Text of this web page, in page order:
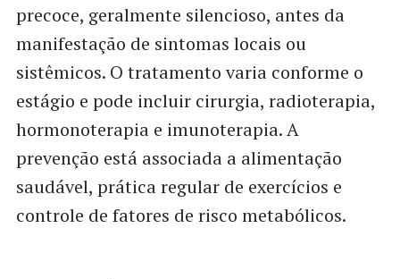
precoce, geralmente silencioso, antes da
manifestação de sintomas locais ou
sistêmicos. O tratamento varia conforme o
estágio e pode incluir cirurgia, radioterapia,
hormonoterapia e imunoterapia. A
prevenção está associada a alimentação
saudável, prática regular de exercícios e
controle de fatores de risco metabólicos.